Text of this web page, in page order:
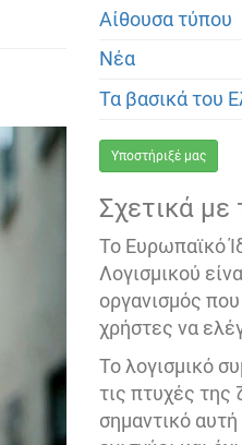
Αίθουσα τύπου
Νέα
Τα βασικά του
Υποστήριξέ μας
Σχετικά με
Το Ευρωπαϊκό
Λογισμικού
οργανισμός
χρήστες να
Το λογισμικό
τις πτυχές της
σημαντικό